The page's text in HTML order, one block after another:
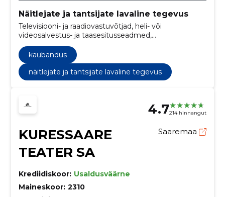
Näitlejate ja tantsijate lavaline tegevus
Televisiooni- ja raadiovastuvõtjad, heli- või
videosalvestus- ja taasesitusseadmed,
Valgustusseadmed ja elektrilambid, Mikrofonid,
kaubandus
kaubandus
näitlejate ja tantsijate lavaline tegevus
4.7214 hinnangut
KURESSAARE
TEATER SA
Saaremaa
Krediidiskoor: Usaldusväärne
Maineskoor: 2310